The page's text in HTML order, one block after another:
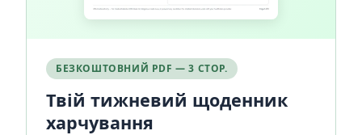
БЕЗКОШТОВНИЙ PDF — 3 СТОР.
Твій тижневий щоденник
харчування